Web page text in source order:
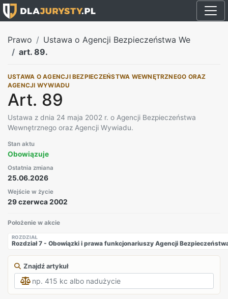
Prawo
Ustawa o Agencji Bezpieczeństwa We
art. 89.
USTAWA O AGENCJI BEZPIECZEŃSTWA WEWNĘTRZNEGO ORAZ
AGENCJI WYWIADU
Art. 89
Ustawa z dnia 24 maja 2002 r. o Agencji Bezpieczeństwa
Wewnętrznego oraz Agencji Wywiadu.
Stan aktu
Obowiązuje
Ostatnia zmiana
25.06.2026
Wejście w życie
29 czerwca 2002
Położenie w akcie
ROZDZIAŁ
Rozdział 7 - Obowiązki i prawa funkcjonariuszy Agencji
Znajdź artykuł